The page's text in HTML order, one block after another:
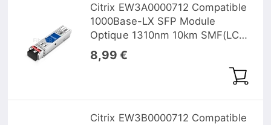
Citrix EW3A0000712 Compatible
1000Base-LX SFP Module
Optique 1310nm 10km SMF(LC
Duplex) DOM
8,99 €
Citrix EW3B0000712 Compatible